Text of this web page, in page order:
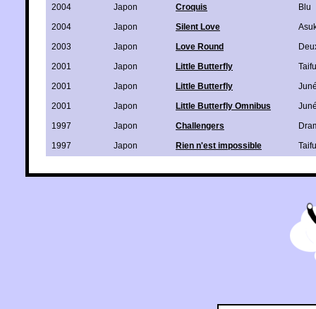
2004
Japon Croquis
Blu
2004
Japon Silent Love
2003
Japon Love Round
2001
Japon Little Butterfly
2001
Japon Little Butterfly
2001
Japon Little Butterfly Omnibus
1997
Japon Challengers
1997
Japon Rien n'est impossible